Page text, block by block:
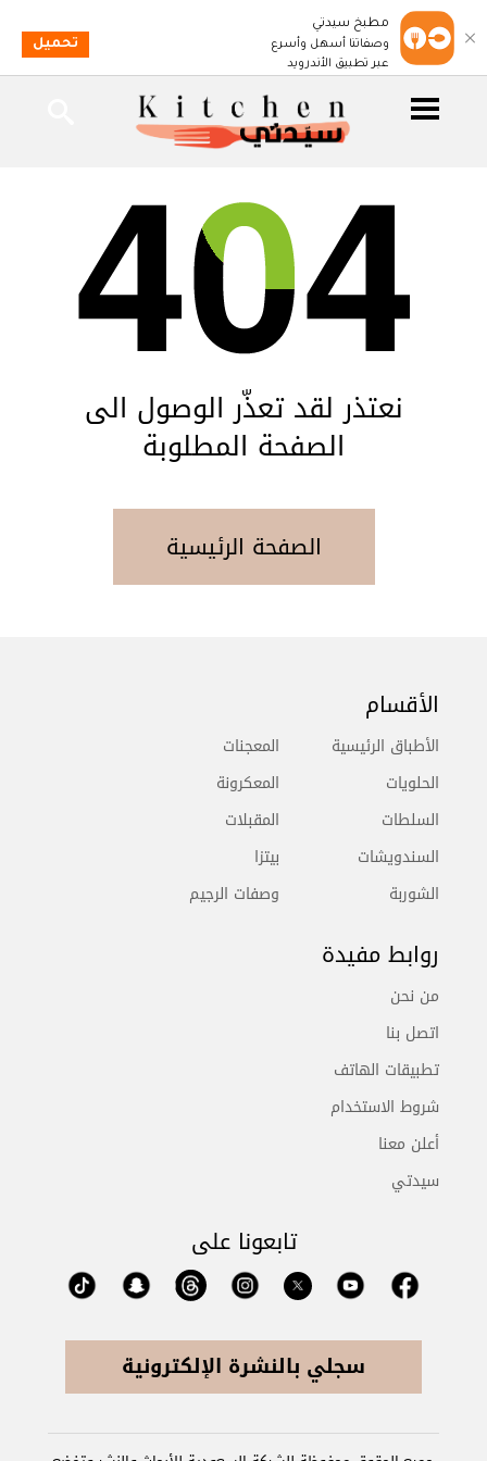
نعتذر لقد تعذّر الوصول الى
الصفحة المطلوبة
الصفحة الرئيسية
الأقسام
الأطباق الرئيسية
الحلويات
السلطات
السندويشات
الشوربة
المعجنات
المعكرونة
المقبلات
بيتزا
وصفات الرجيم
روابط مفيدة
من نحن
اتصل بنا
تطبيقات الهاتف
شروط الاستخدام
أعلن معنا
سيدتي
تابعونا على
سجلي بالنشرة الإلكترونية
مطبخ سيدتي
وصفاتنا أسهل وأسرع
عبر تطبيق الأندرويد
تحميل